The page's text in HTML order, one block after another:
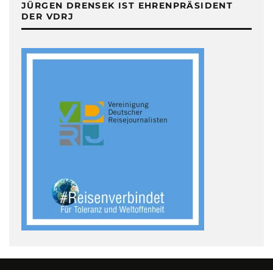
JÜRGEN DRENSEK IST EHRENPRÄSIDENT
DER VDRJ